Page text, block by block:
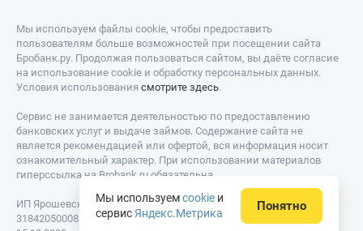
Мы используем файлы cookie, чтобы предоставить
пользователям больше возможностей при посещении сайта
Бробанк.ру. Продолжая пользоваться сайтом, вы даёте согласие
на использование cookie и обработку персональных данных.
Условия использования смотрите здесь.
Сервис не занимается деятельностью по предоставлению
банковских услуг и выдаче займов. Содержание сайта не
является рекомендацией или офертой, вся информация носит
ознакомительный характер. При использовании материалов
гиперссылка на Brobank.ru обязательна.
ИП Ярошевский Д.И. ИНН: 423082922740. ОГРНИП:
318420500081301. Свидетельство на товарный знак № 779639 от
Мы используемcookie и
сервис Яндекс.Метрика Понятно